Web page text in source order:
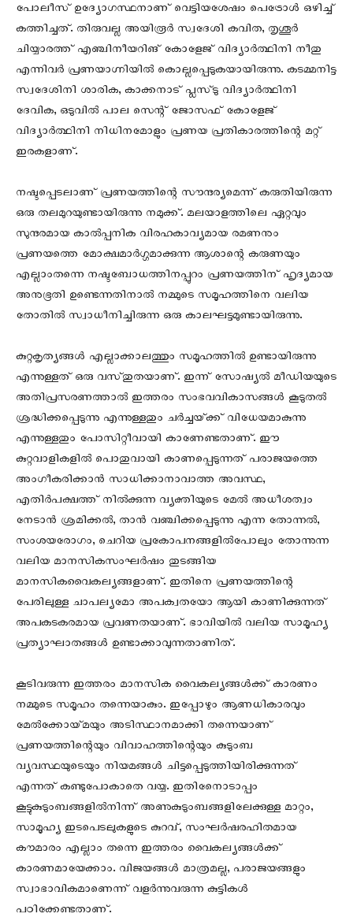
പോലീസ്‌ ഉദ്യോഗസ്ഥനാണ്‌ വെട്ടിയശേഷം പെട്രോൾ ഒഴിച്ച്‌
കത്തിച്ചത്‌. തിരുവല്ല അയിരൂർ സ്വദേശി കവിത, തൃശൂർ
ചിയ്യാരത്ത്‌ എഞ്ചിനീയറിങ്‌ കോളേജ്‌ വിദ്യാർത്ഥിനി നീതു
എന്നിവർ പ്രണയാഗ്നിയിൽ കൊല്ലപ്പെടുകയായിരുന്നു. കടമ്മനിട്ട
സ്വദേശിനി ശാരിക, കാക്കനാട്‌ പ്ലസ്‌ടു വിദ്യാർത്ഥിനി
ദേവിക, ഒടുവിൽ പാല സെന്റ്‌ ജോസഫ്‌ കോളേജ്‌
വിദ്യാർത്ഥിനി നിധിനമോളും പ്രണയ പ്രതികാരത്തിന്റെ മറ്റ്‌
ഇരകളാണ്‌.
നഷ്ടപ്പെടലാണ്‌ പ്രണയത്തിന്റെ സൗന്ദര്യമെന്ന്‌ കരുതിയിരുന്ന
ഒരു തലമുറയുണ്ടായിരുന്നു നമുക്ക്‌. മലയാളത്തിലെ ഏറ്റവും
സുന്ദരമായ കാൽപ്പനിക വിരഹകാവ്യമായ രമണനും
പ്രണയത്തെ മോക്ഷമാർഗ്ഗമാക്കുന്ന ആശാന്റെ കരുണയും
എല്ലാംതന്നെ നഷ്ടബോധത്തിനപ്പുറം പ്രണയത്തിന്‌ ഹൃദ്യമായ
അനുഭൂതി ഉണ്ടെന്നതിനാൽ നമ്മുടെ സമൂഹത്തിനെ വലിയ
തോതിൽ സ്വാധീനിച്ചിരുന്ന ഒരു കാലഘട്ടമുണ്ടായിരുന്നു.
കുറ്റകൃത്യങ്ങൾ എല്ലാക്കാലത്തും സമൂഹത്തിൽ ഉണ്ടായിരുന്നു
എന്നുള്ളത്‌ ഒരു വസ്‌തുതയാണ്‌. ഇന്ന്‌ സോഷ്യൽ മീഡിയയുടെ
അതിപ്രസരണത്താൽ ഇത്തരം സംഭവവികാസങ്ങൾ കൂടുതൽ
ശ്രദ്ധിക്കപ്പെടുന്നു എന്നുള്ളതും ചർച്ചയ്‌ക്ക്‌ വിധേയമാകുന്നു
എന്നുള്ളതും പോസിറ്റീവായി കാണേണ്ടതാണ്‌. ഈ
കുറ്റവാളികളിൽ പൊതുവായി കാണപ്പെടുന്നത്‌ പരാജയത്തെ
അംഗീകരിക്കാൻ സാധിക്കാനാവാത്ത അവസ്ഥ,
എതിർപക്ഷത്ത്‌ നിൽക്കുന്ന വ്യക്തിയുടെ മേൽ അധീശത്വം
നേടാൻ ശ്രമിക്കൽ, താൻ വഞ്ചിക്കപ്പെടുന്നു എന്ന തോന്നൽ,
സംശയരോഗം, ചെറിയ പ്രകോപനങ്ങളിൽപോലും തോന്നുന്ന
വലിയ മാനസികസംഘർഷം തുടങ്ങിയ
മാനസികവൈകല്യങ്ങളാണ്‌. ഇതിനെ പ്രണയത്തിന്റെ
പേരിലുള്ള ചാപല്യമോ അപക്വതയോ ആയി കാണിക്കുന്നത്‌
അപകടകരമായ പ്രവണതയാണ്‌. ഭാവിയിൽ വലിയ സാമൂഹ്യ
പ്രത്യാഘാതങ്ങൾ ഉണ്ടാക്കാവുന്നതാണിത്‌.
കൂടിവരുന്ന ഇത്തരം മാനസിക വൈകല്യങ്ങൾക്ക്‌ കാരണം
നമ്മുടെ സമൂഹം തന്നെയാകും. ഇപ്പോഴും ആണധികാരവും
മേൽക്കോയ്‌മയും അടിസ്ഥാനമാക്കി തന്നെയാണ്‌
പ്രണയത്തിന്റെയും വിവാഹത്തിന്റെയും കുടുംബ
വ്യവസ്ഥയുടെയും നിയമങ്ങൾ ചിട്ടപ്പെടുത്തിയിരിക്കുന്നത്‌
എന്നത്‌ കണ്ടുപോകാതെ വയ്യ. ഇതിനോെടാപ്പം
കൂട്ടുകുടുംബങ്ങളിൽനിന്ന്‌ അണുകുടുംബങ്ങളിലേക്കുള്ള മാറ്റം,
സാമൂഹ്യ ഇടപെടലുകളുടെ കുറവ്‌, സംഘർഷരഹിതമായ
കൗമാരം എല്ലാം തന്നെ ഇത്തരം വൈകല്യങ്ങൾക്ക്‌
കാരണമായേക്കാം. വിജയങ്ങൾ മാത്രമല്ല, പരാജയങ്ങളും
സ്വാഭാവികമാണെന്ന്‌ വളർന്നുവരുന്ന കുട്ടികൾ
പഠിക്കേണ്ടതാണ്‌.